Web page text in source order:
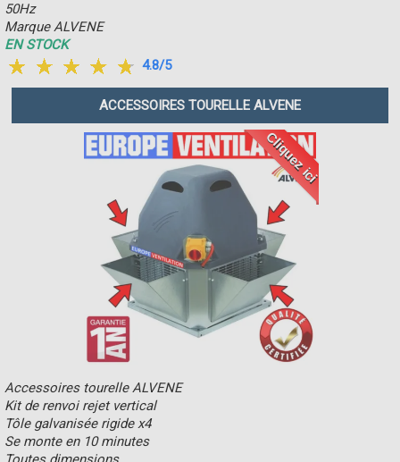
50Hz
Marque ALVENE
EN STOCK
4.8/5
ACCESSOIRES TOURELLE ALVENE
Cliquez ici
Accessoires tourelle ALVENE
Kit de renvoi rejet vertical
Tôle galvanisée rigide x4
Se monte en 10 minutes